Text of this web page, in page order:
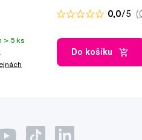
> 5 ks
0,0/5
Do košíku